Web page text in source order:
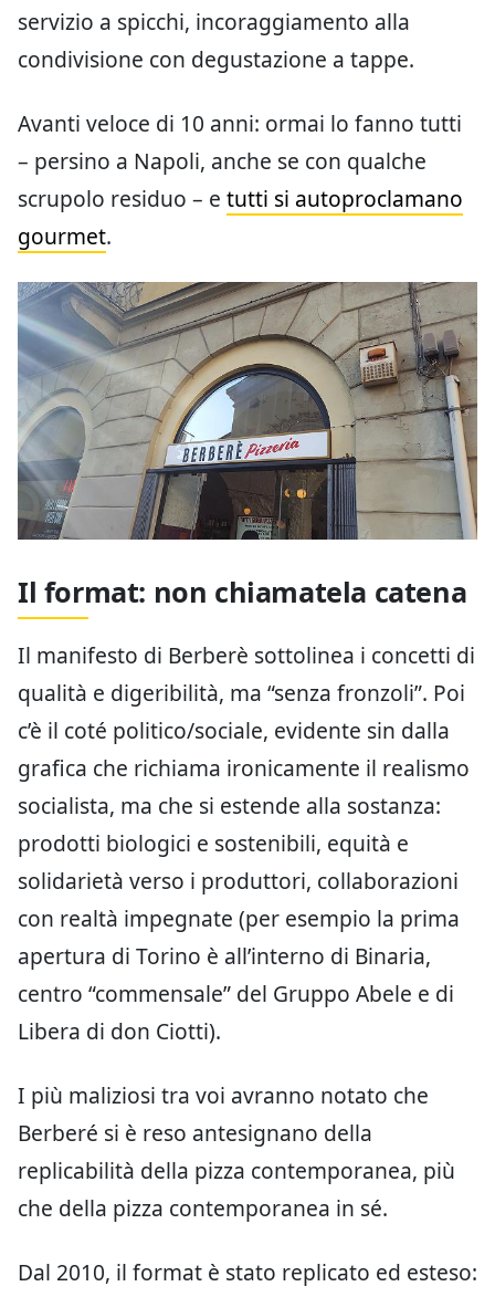
servizio a spicchi, incoraggiamento alla
condivisione con degustazione a tappe.
Avanti veloce di 10 anni: ormai lo fanno tutti
– persino a Napoli, anche se con qualche
scrupolo residuo – e tutti si autoproclamano
gourmet.
Il format: non chiamatela catena
Il manifesto di Berberè sottolinea i concetti di
qualità e digeribilità, ma “senza fronzoli”. Poi
c’è il coté politico/sociale, evidente sin dalla
grafica che richiama ironicamente il realismo
socialista, ma che si estende alla sostanza:
prodotti biologici e sostenibili, equità e
solidarietà verso i produttori, collaborazioni
con realtà impegnate (per esempio la prima
apertura di Torino è all’interno di Binaria,
centro “commensale” del Gruppo Abele e di
Libera di don Ciotti).
I più maliziosi tra voi avranno notato che
Berberé si è reso antesignano della
replicabilità della pizza contemporanea, più
che della pizza contemporanea in sé.
Dal 2010, il format è stato replicato ed esteso: